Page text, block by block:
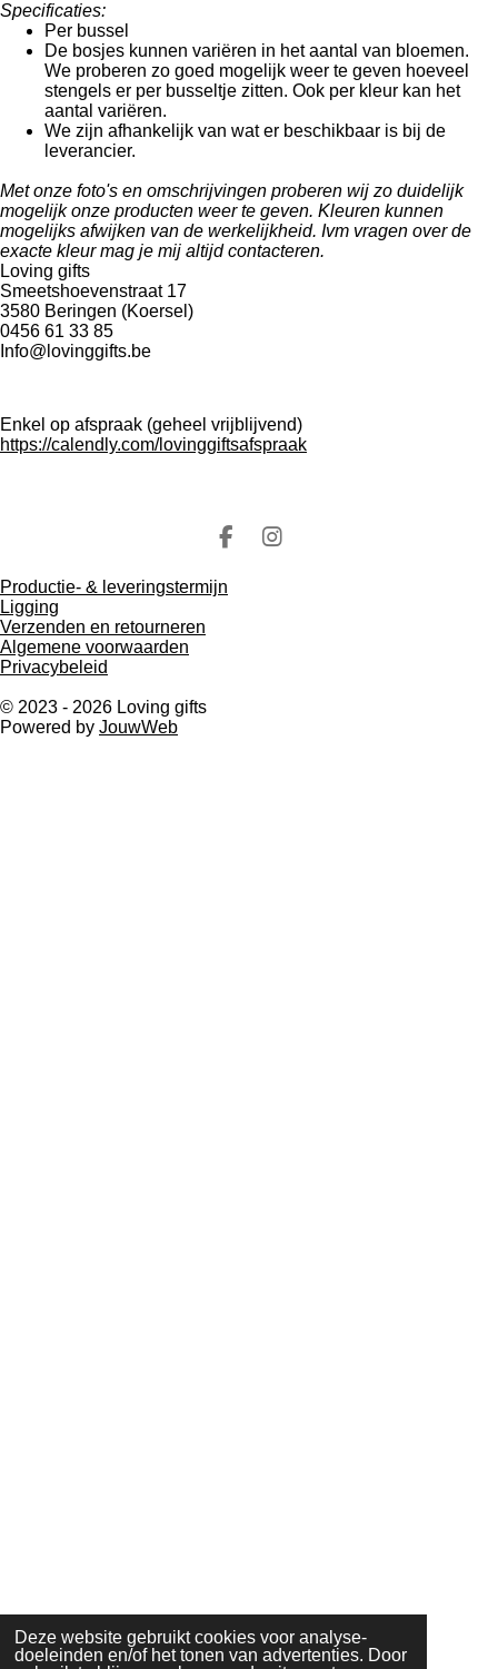
Deze website gebruikt cookies voor analyse-
doeleinden en/of het tonen van advertenties. Door
Specificaties:
Per bussel
De bosjes kunnen variëren in het aantal van bloemen.
We proberen zo goed mogelijk weer te geven hoeveel
stengels er per busseltje zitten. Ook per kleur kan het
aantal variëren.
We zijn afhankelijk van wat er beschikbaar is bij de
leverancier.
Met onze foto's en omschrijvingen proberen wij zo duidelijk
mogelijk onze producten weer te geven. Kleuren kunnen
mogelijks afwijken van de werkelijkheid. Ivm vragen over de
exacte kleur mag je mij altijd contacteren.
Loving gifts
Smeetshoevenstraat 17
3580 Beringen (Koersel)
0456 61 33 85
Info@lovinggifts.be
Enkel op afspraak (geheel vrijblijvend)
https://calendly.com/lovinggiftsafspraak
F
c
I
Productie- & leveringstermijn
Ligging
Verzenden en retourneren
Algemene voorwaarden
Privacybeleid
© 2023 - 2026 Loving gifts
Powered by JouwWeb